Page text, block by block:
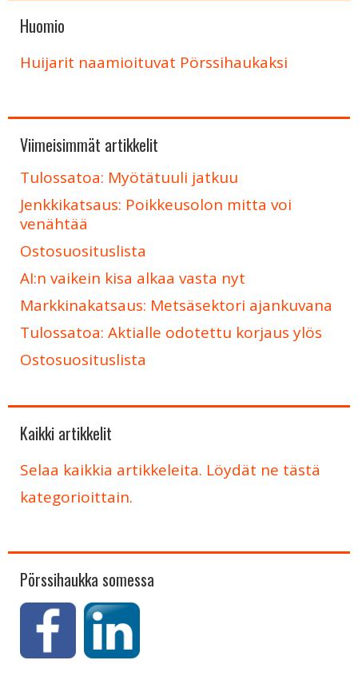
Huomio
Huijarit naamioituvat Pörssihaukaksi
Viimeisimmät artikkelit
Tulossatoa: Myötätuuli jatkuu
Jenkkikatsaus: Poikkeusolon mitta voi
venähtää
Ostosuosituslista
AI:n vaikein kisa alkaa vasta nyt
Markkinakatsaus: Metsäsektori ajankuvana
Tulossatoa: Aktialle odotettu korjaus ylös
Ostosuosituslista
Kaikki artikkelit
Selaa kaikkia artikkeleita. Löydät ne tästä
kategorioittain.
Pörssihaukka somessa